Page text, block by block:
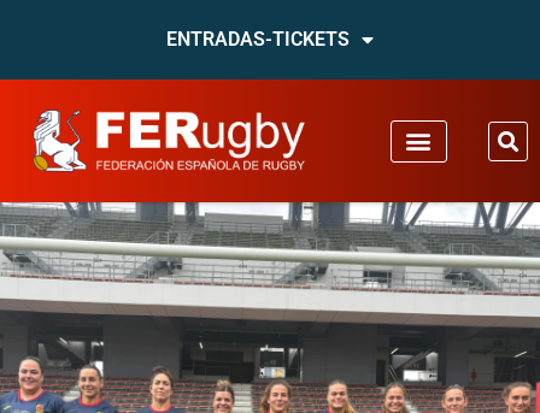
ENTRADAS-TICKETS